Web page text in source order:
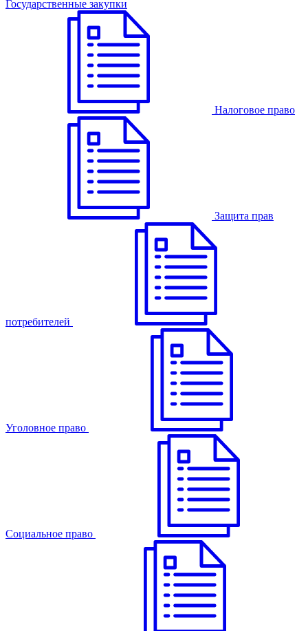
Государственные закупки
Налоговое право
Защита прав
потребителей
Уголовное право
Cоциальное право